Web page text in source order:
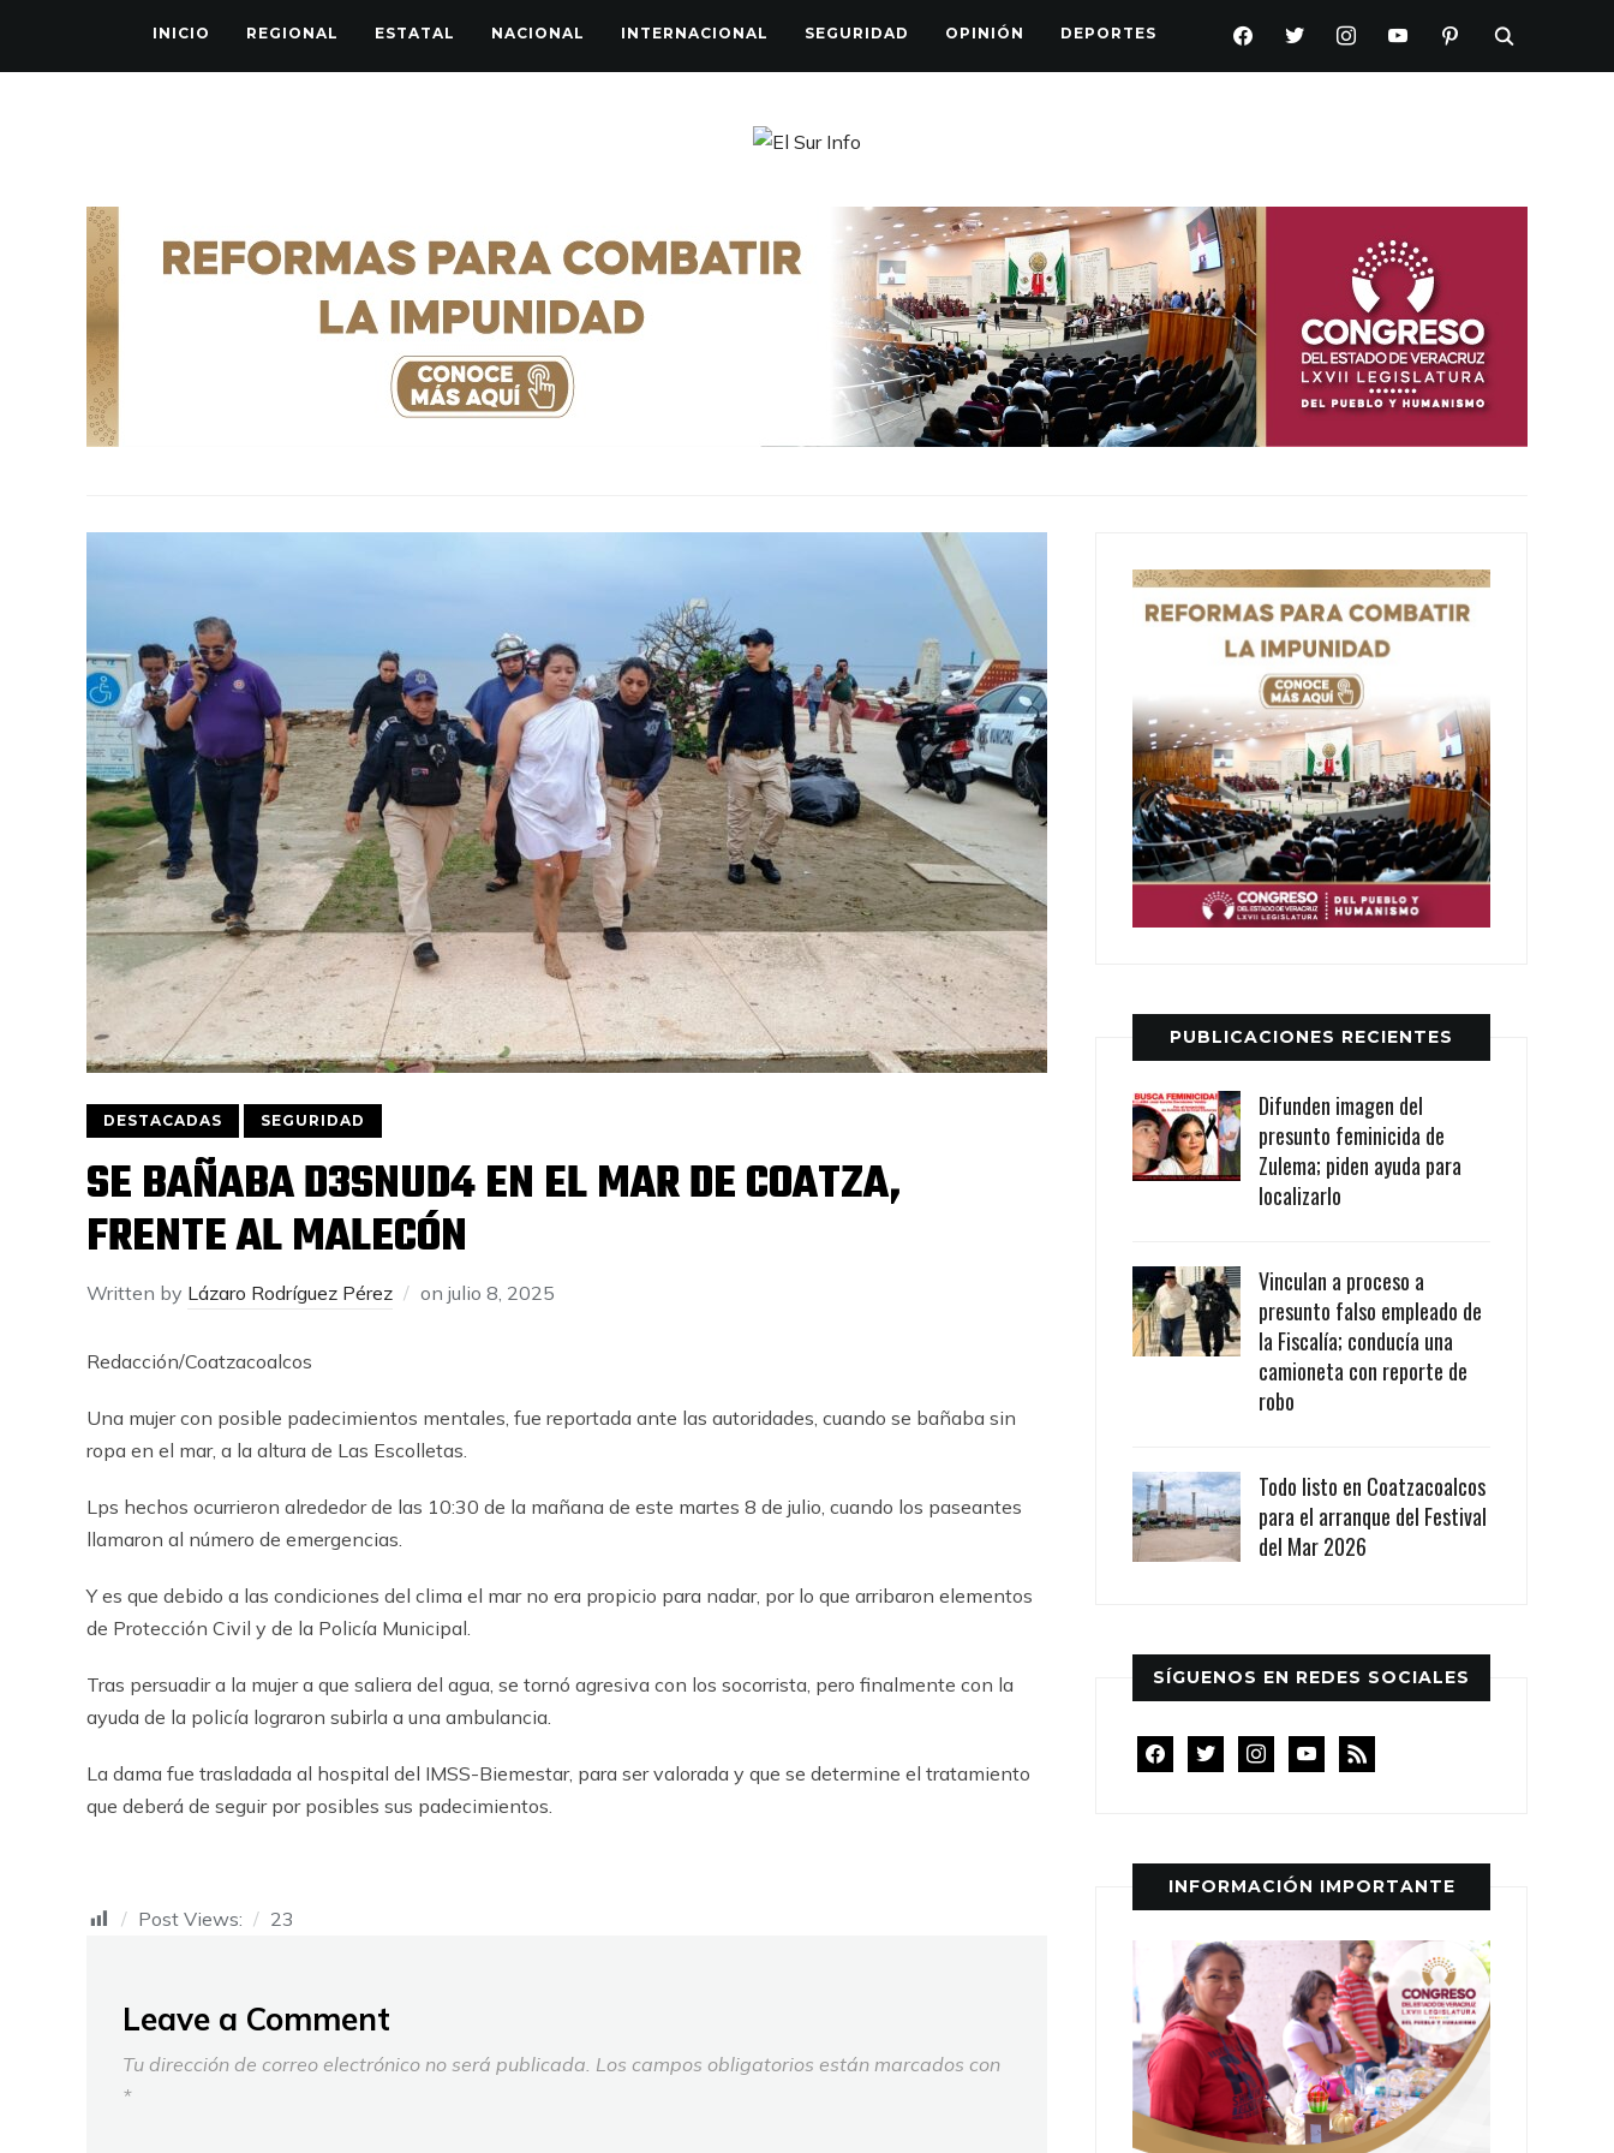
INICIO REGIONAL ESTATAL NACIONAL INTERNACIONAL SEGURIDAD OPINIÓN DEPORTES FACEBOOKTWITTERINSTAGRAMYOUTUBEPINTEREST
DESTACADAS SEGURIDAD
SE BAÑABA D3SNUD4 EN EL MAR DE COATZA,
FRENTE AL MALECÓN
Written by Lázaro Rodríguez Pérez on julio 8, 2025
Redacción/Coatzacoalcos
Una mujer con posible padecimientos mentales, fue reportada ante las autoridades, cuando se bañaba sin
ropa en el mar, a la altura de Las Escolletas.
Lps hechos ocurrieron alrededor de las 10:30 de la mañana de este martes 8 de julio, cuando los paseantes
llamaron al número de emergencias.
Y es que debido a las condiciones del clima el mar no era propicio para nadar, por lo que arribaron elementos
de Protección Civil y de la Policía Municipal.
Tras persuadir a la mujer a que saliera del agua, se tornó agresiva con los socorrista, pero finalmente con la
ayuda de la policía lograron subirla a una ambulancia.
La dama fue trasladada al hospital del IMSS-Biemestar, para ser valorada y que se determine el tratamiento
que deberá de seguir por posibles sus padecimientos.
Post Views: 23
Leave a Comment
Tu dirección de correo electrónico no será publicada. Los campos obligatorios están marcados con
*
PUBLICACIONES RECIENTES
Difunden imagen del
presunto feminicida de
Zulema; piden ayuda para
localizarlo
Vinculan a proceso a
presunto falso empleado de
la Fiscalía; conducía una
camioneta con reporte de
robo
Todo listo en Coatzacoalcos
para el arranque del Festival
del Mar 2026
SÍGUENOS EN REDES SOCIALES
facebooktwitterinstagramyoutube
rss
INFORMACIÓN IMPORTANTE